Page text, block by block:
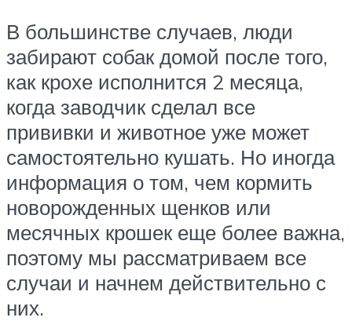
В большинстве случаев, люди
забирают собак домой после того,
как крохе исполнится 2 месяца,
когда заводчик сделал все
прививки и животное уже может
самостоятельно кушать. Но иногда
информация о том, чем кормить
новорожденных щенков или
месячных крошек еще более важна,
поэтому мы рассматриваем все
случаи и начнем действительно с
них.